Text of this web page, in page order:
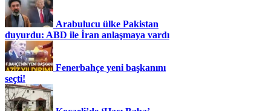
Arabulucu ülke Pakistan
duyurdu: ABD ile İran anlaşmaya vardı
Fenerbahçe yeni başkanını
seçti!